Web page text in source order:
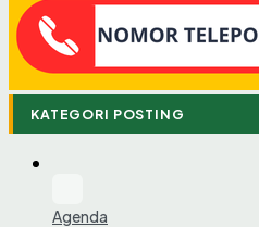
KATEGORI POSTING
Agenda